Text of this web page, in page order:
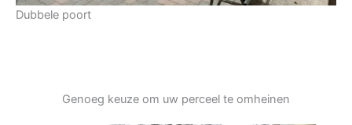
Dubbele poort
Genoeg keuze om uw perceel te omheinen